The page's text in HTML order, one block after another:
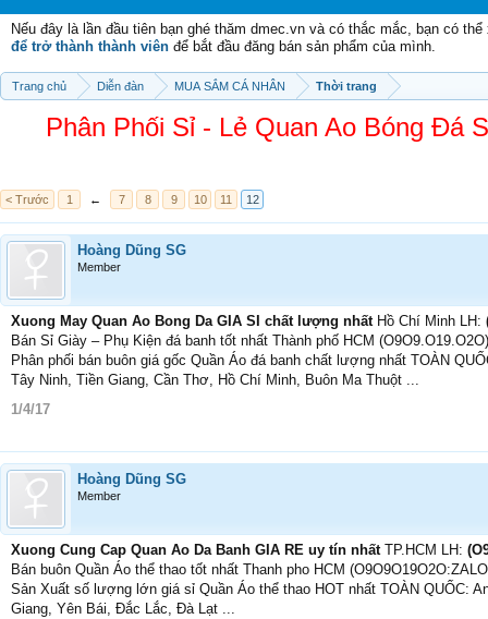
Nếu đây là lần đầu tiên bạn ghé thăm dmec.vn và có thắc mắc, bạn có
để trở thành thành viên để bắt đầu đăng bán sản phẩm của mình.
Trang chủ Diễn đàn MUA SẮM CÁ NHÂN Thời trang
Phân Phối Sỉ - Lẻ Quan Ao Bóng Đá
< Trước 1 ← 7 8 9 10 11 12
Hoàng Dũng SG
Member
Xuong May Quan Ao Bong Da GIA SI chất lượng nhất Hồ Chí Minh LH:
Bán Sỉ Giày – Phụ Kiện đá banh tốt nhất Thành phố HCM (O9O9.O19.O2O)
Phân phối bán buôn giá gốc Quần Áo đá banh chất lượng nhất TOÀN
Tây Ninh, Tiền Giang, Cần Thơ, Hồ Chí Minh, Buôn Ma Thuột ...
1/4/17
Hoàng Dũng SG
Member
Xuong Cung Cap Quan Ao Da Banh GIA RE uy tín nhất TP.HCM LH:
Bán buôn Quần Áo thể thao tốt nhất Thanh pho HCM
Sản Xuất số lượng lớn giá sỉ Quần Áo thể thao HOT nhất TOÀN QUỐC:
Giang, Yên Bái, Đắc Lắc, Đà Lạt ...